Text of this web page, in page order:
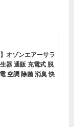
】オゾンエアーサラ
器 通販 充電式 脱
空調 除菌 消臭 快